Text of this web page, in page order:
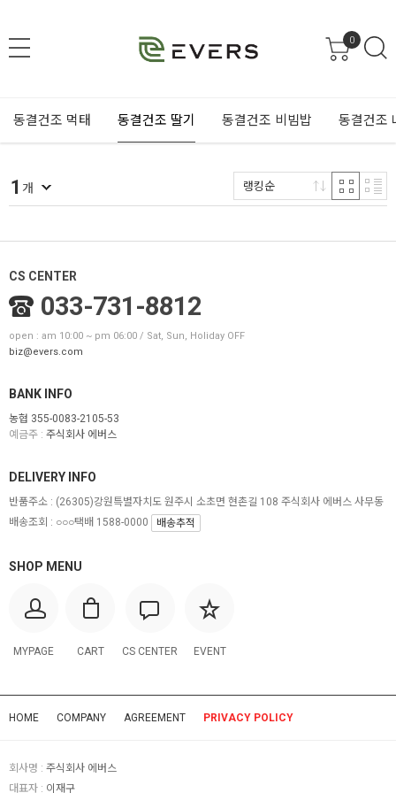
0
동결건조 먹태 동결건조 딸기 동결건조 비빔밥 동결건조
1 개 랭킹순
CS CENTER
033-731-8812
open : am 10:00 ~ pm 06:00 / Sat, Sun, Holiday OFF
biz@evers.com
BANK INFO
농협 355-0083-2105-53
예금주 : 주식회사 에버스
SHOP MENU
MYPAGE CART CS CENTER EVENT
DELIVERY INFO
반품주소 : (26305)강원특별자치도 원주시 소초면 현촌길 108 주식회사 에버스 사무동
배송조회 : ○○○택배 1588-0000
배송추적
HOME COMPANY AGREEMENT PRIVACY POLICY
회사명 : 주식회사 에버스
대표자 : 이재구